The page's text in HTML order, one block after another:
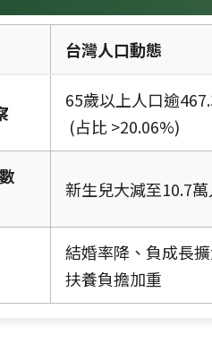
台灣人口動態
65歲以上人口逾
(占比 >20.06%)
新生兒大減至10.7萬
結婚率降、負成長擴
扶養負擔加重